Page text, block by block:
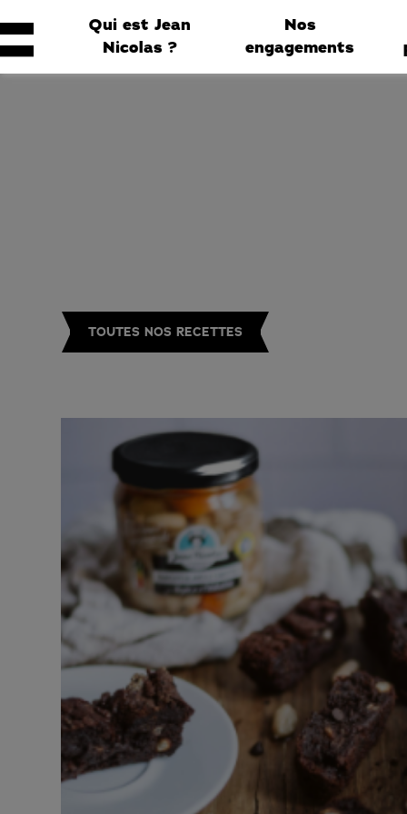
Qui est Jean
Nicolas ?
Nos
engagements
TOUTES NOS RECETTES